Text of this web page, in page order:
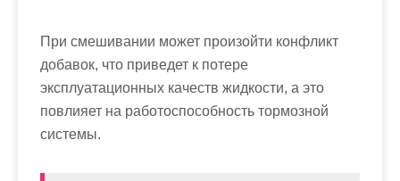
При смешивании может произойти конфликт
добавок, что приведет к потере
эксплуатационных качеств жидкости, а это
повлияет на работоспособность тормозной
системы.